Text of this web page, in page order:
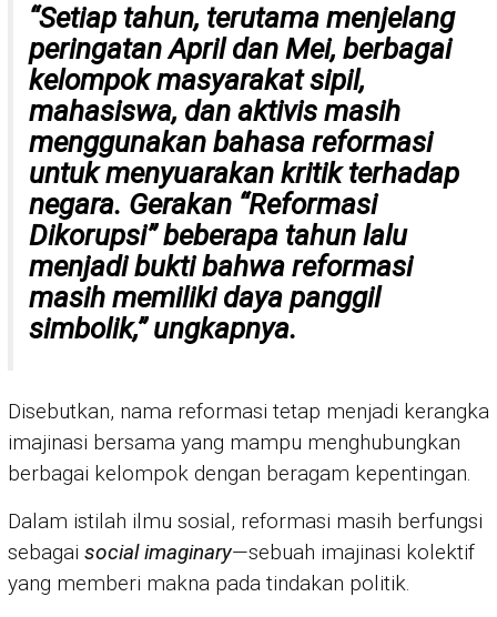
“Setiap tahun, terutama menjelang
peringatan April dan Mei, berbagai
kelompok masyarakat sipil,
mahasiswa, dan aktivis masih
menggunakan bahasa reformasi
untuk menyuarakan kritik terhadap
negara. Gerakan “Reformasi
Dikorupsi” beberapa tahun lalu
menjadi bukti bahwa reformasi
masih memiliki daya panggil
simbolik,” ungkapnya.
Disebutkan, nama reformasi tetap menjadi kerangka
imajinasi bersama yang mampu menghubungkan
berbagai kelompok dengan beragam kepentingan.
Dalam istilah ilmu sosial, reformasi masih berfungsi
sebagai social imaginary—sebuah imajinasi kolektif
yang memberi makna pada tindakan politik.